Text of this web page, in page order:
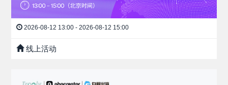
2026-08-12 13:00 - 2026-08-12 15:00
线上活动